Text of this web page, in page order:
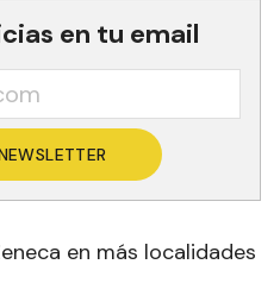
en tu email
en más localidades